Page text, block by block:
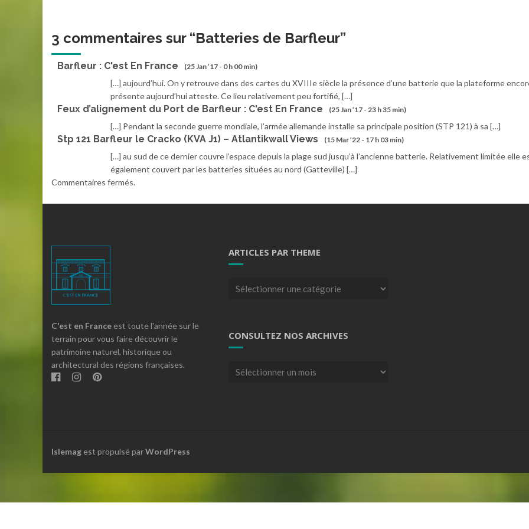
3 commentaires sur “Batteries de Barfleur”
Barfleur : C'est En France (25 Jan ’17 - 0 h 00 min)
[…] aujourd’hui. On y retrouve dans des cartes du XVIIIe siècle la présence d’une batterie que la plateforme
présente aujourd’hui atteste. Ce lieu relativement peu fortifié, […]
Feux d’alignement du Port de Barfleur : C'est En France (25 Jan ’17 - 23 h 35 min)
[…] Pendant la seconde guerre mondiale, l’armée allemande installe sa principale position (STP 121) à sa […]
Stp 121 Barfleur le Cracko (KVA J1) – Atlantikwall Views (15 Mar ’22 - 17 h 03 min)
[…] au sud de ce dernier couvre l’espace depuis la plage sud jusqu’à l’ancienne batterie. Relativement limitée elle
également couvert par les batteries situées au nord (Gatteville) […]
Commentaires fermés.
C'est en France est toute l'année sur le
terrain pour vous faire découvrir le
patrimoine naturel, historique ou
architectural des régions françaises.
ARTICLES PAR THEME
Articles
CONSULTEZ NOS ARCHIVES
Consultez
Islemag est propulsé parWordPress